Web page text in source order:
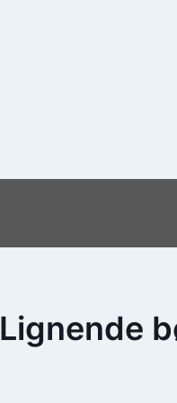
Lignende